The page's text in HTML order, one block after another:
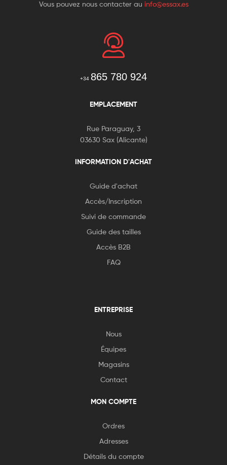
Vous pouvez nous contacter au info@essax.es
+34 865 780 924
EMPLACEMENT
Rue Paraguay, 3
03630 Sax (Alicante)
INFORMATION D'ACHAT
Guide d'achat
Accès/Inscription
Suivi de commande
Guide des tailles
Accès B2B
FAQ
ENTREPRISE
Nous
Équipes
Magasins
Contact
MON COMPTE
Ordres
Adresses
Détails du compte